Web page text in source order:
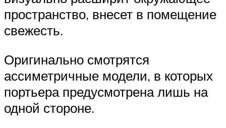
пространство, внесет в помещение
свежесть.
Оригинально смотрятся
ассиметричные модели, в которых
портьера предусмотрена лишь на
одной стороне.